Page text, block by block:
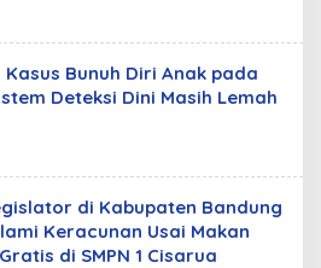
Kasus Bunuh Diri Anak pada
Deteksi Dini Masih Lemah
di Kabupaten Bandung
Keracunan Usai Makan
di SMPN 1 Cisarua